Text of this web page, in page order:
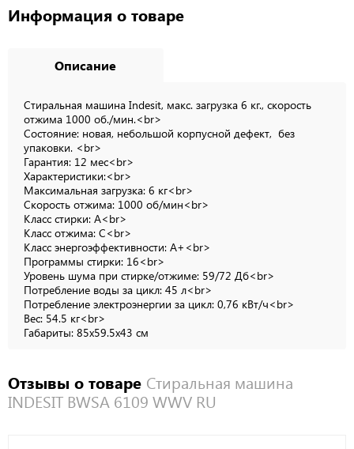
Информация о товаре
Описание
Стиральная машина Indesit, макс. загрузка 6 кг., скорость
отжима 1000 об./мин.<br>
Состояние: новая, небольшой корпусной дефект, без
упаковки. <br>
Гарантия: 12 мес<br>
Характеристики:<br>
Максимальная загрузка: 6 кг<br>
Скорость отжима: 1000 об/мин<br>
Класс стирки: A<br>
Класс отжима: C<br>
Класс энергоэффективности: A+<br>
Программы стирки: 16<br>
Уровень шума при стирке/отжиме: 59/72 Дб<br>
Потребление воды за цикл: 45 л<br>
Потребление электроэнергии за цикл: 0,76 кВт/ч<br>
Вес: 54.5 кг<br>
Габариты: 85x59.5x43 см
Отзывы о товаре Стиральная машина
INDESIT BWSA 6109 WWV RU